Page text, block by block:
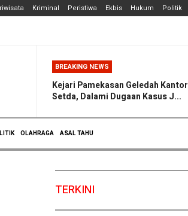
Kriminal Peristiwa Ekbis Hukum Politik
BREAKING NEWS
Kejari Pamekasan Geledah Kantor
Setda, Dalami Dugaan Kasus J...
OLAHRAGA ASAL TAHU
TERKINI